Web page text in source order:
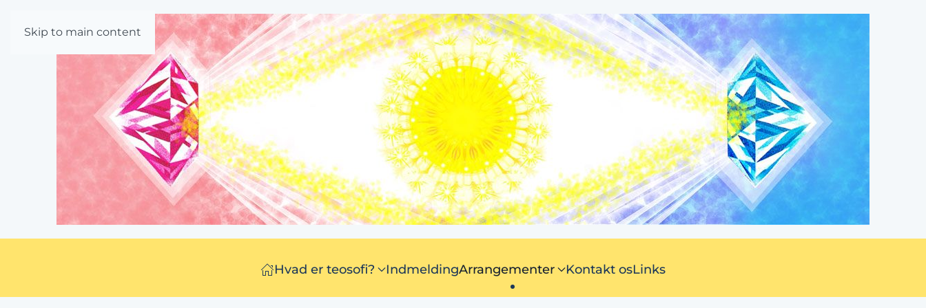
Skip to main content
Hvad er teosofi? IndmeldingArrangementer Kontakt osLinks